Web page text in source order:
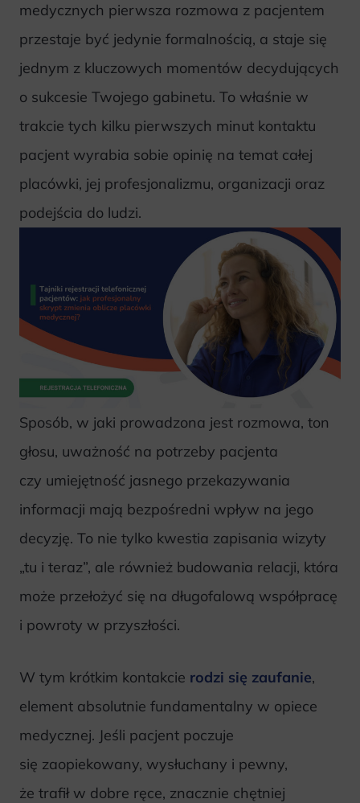
medycznych pierwsza rozmowa z pacjentem
przestaje być jedynie formalnością, a staje się
jednym z kluczowych momentów decydujących
o sukcesie Twojego gabinetu. To właśnie w
trakcie tych kilku pierwszych minut kontaktu
pacjent wyrabia sobie opinię na temat całej
placówki, jej profesjonalizmu, organizacji oraz
podejścia do ludzi.
Sposób, w jaki prowadzona jest rozmowa, ton
głosu, uważność na potrzeby pacjenta
czy umiejętność jasnego przekazywania
informacji mają bezpośredni wpływ na jego
decyzję. To nie tylko kwestia zapisania wizyty
„tu i teraz”, ale również budowania relacji, która
może przełożyć się na długofalową współpracę
i powroty w przyszłości.
W tym krótkim kontakcie rodzi się zaufanie,
element absolutnie fundamentalny w opiece
medycznej. Jeśli pacjent poczuje
się zaopiekowany, wysłuchany i pewny,
że trafił w dobre ręce, znacznie chętniej